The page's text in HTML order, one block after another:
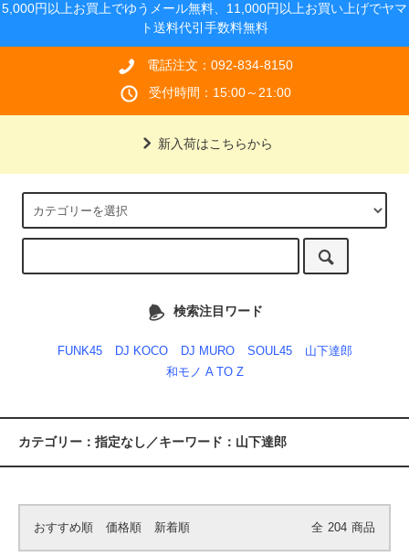
5,000円以上お買上でゆうメール無料、11,000円以上お買い上げでヤマ
ト送料代引手数料無料
電話注文：092-834-8150
受付時間：15:00～21:00
新入荷はこちらから
検索注目ワード
FUNK45 DJ KOCO DJ MURO SOUL45
山下達郎
和モノ A TO Z
カテゴリー：指定なし／キーワード：山下達郎
おすすめ順 価格順 新着順 全 204 商品